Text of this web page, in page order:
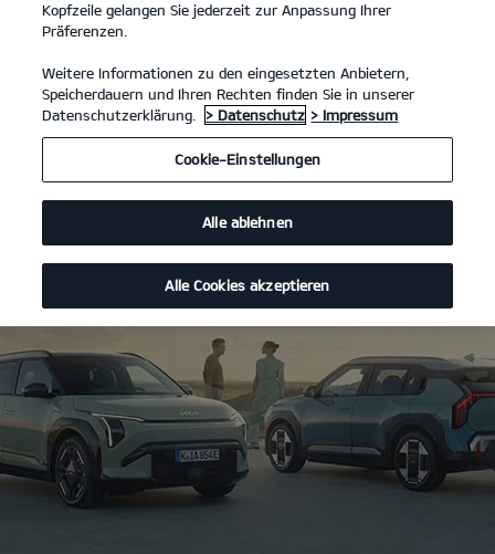
Kopfzeile gelangen Sie jederzeit zur Anpassung Ihrer
Präferenzen.
Weitere Informationen zu den eingesetzten Anbietern,
Speicherdauern und Ihren Rechten finden Sie in unserer
Datenschutzerklärung.
> Datenschutz > Impressum
Cookie-Einstellungen
Alle ablehnen
Alle Cookies akzeptieren